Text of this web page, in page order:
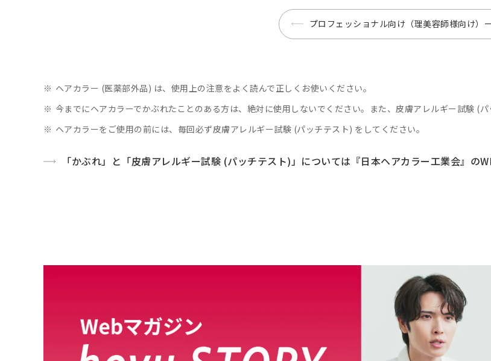
プロフェッショナル向け（理美容師様向け）
※ ヘアカラー (医薬部外品) は、使用上の注意をよく読んで正しくお使いください。
※ 今までにヘアカラーでかぶれたことのある方は、絶対に使用しないでください。また、皮膚アレルギー試験 (パ
※ ヘアカラーをご使用の前には、毎回必ず皮膚アレルギー試験 (パッチテスト) をしてください。
「かぶれ」と「皮膚アレルギー試験 (パッチテスト)」については『日本ヘアカラー工業会』の